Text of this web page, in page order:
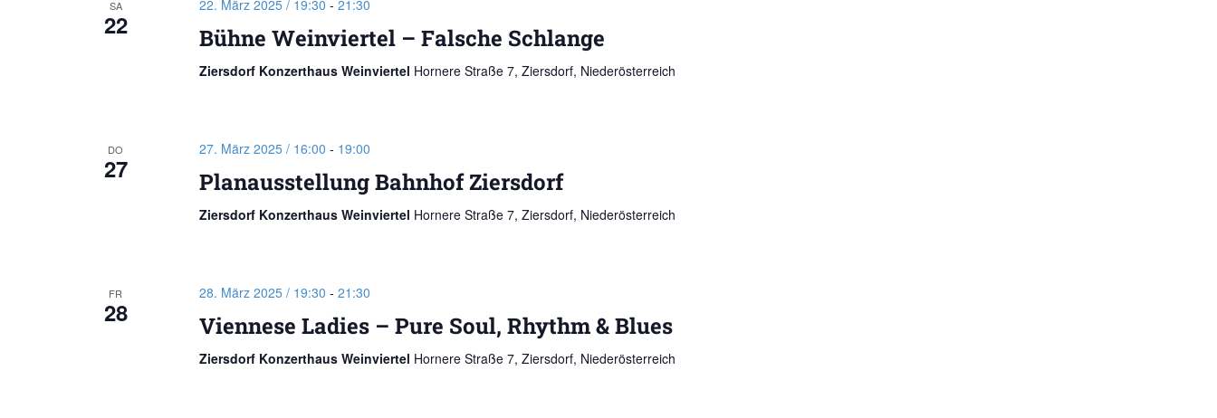
SA
22
22. März 2025 / 19:30 - 21:30
Bühne Weinviertel – Falsche Schlange
Ziersdorf Konzerthaus Weinviertel Hornere Straße 7, Ziersdorf, Niederösterreich
DO
27
27. März 2025 / 16:00 - 19:00
Planausstellung Bahnhof Ziersdorf
Ziersdorf Konzerthaus Weinviertel Hornere Straße 7, Ziersdorf, Niederösterreich
FR
28
28. März 2025 / 19:30 - 21:30
Viennese Ladies – Pure Soul, Rhythm & Blues
Ziersdorf Konzerthaus Weinviertel Hornere Straße 7, Ziersdorf, Niederösterreich